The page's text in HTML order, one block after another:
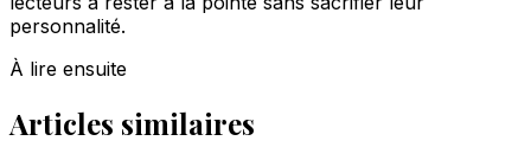
personnalité.
À lire ensuite
Articles similaires